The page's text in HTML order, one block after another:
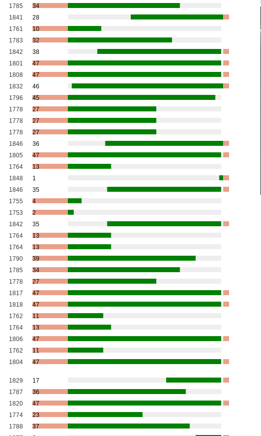
1785
34
1841
28
1761
10
1783
32
1842
38
1801
47
1808
47
1832
46
1796
45
1778
27
1778
27
1778
27
1846
36
1805
47
1764
13
1848
1
1846
35
1755
4
1753
2
1842
35
1764
13
1764
13
1790
39
1785
34
1778
27
1817
47
1818
47
1762
11
1764
13
1806
47
1762
11
1804 47
1829
17
1787
36
1820
47
1774
23
1788
37